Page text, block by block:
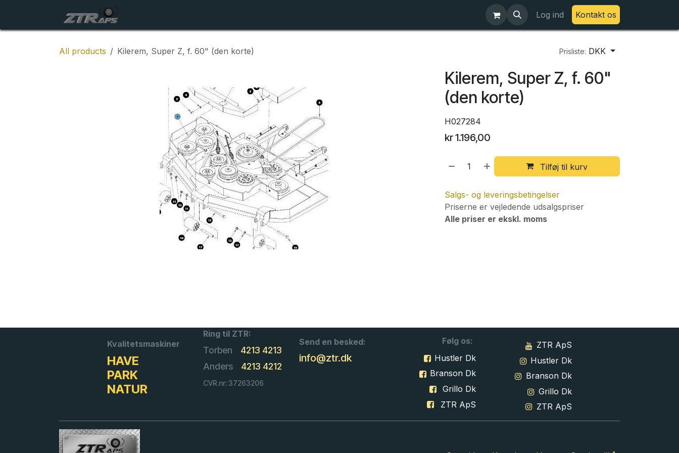
Log ind Kontakt os
All products Kilerem, Super Z, f. 60" (den korte) Prisliste: DKK
Kilerem, Super Z, f. 60"
(den korte)
H027284
kr1.196,00
Tilføj til kurv
Salgs- og leveringsbetingelser
Priserne er vejledende udsalgspriser
Alle priser er ekskl. moms
Kvalitetsmaskiner
HAVE
PARK
NATUR
Ring til ZTR:
Torben
4213 4213
Anders
4213 4212
CVR.nr: 37263206
Send en besked:
info@ztr.dk
Følg os:
Hustler Dk
Branson Dk
Grillo Dk
ZTR ApS
ZTR ApS
Hustler Dk
Branson Dk
Grillo Dk
ZTR ApS